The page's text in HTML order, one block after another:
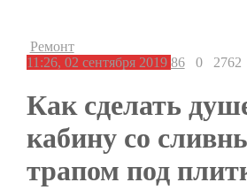
Ремонт
11:26, 02 сентября 2019 86 0 2762
Как сделать
кабину со
трапом под